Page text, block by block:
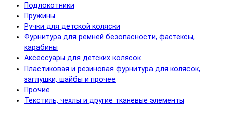
Подлокотники
Пружины
Ручки для детской коляски
Фурнитура для ремней безопасности, фастексы,
карабины
Аксессуары для детских колясок
Пластиковая и резиновая фурнитура для колясок,
заглушки, шайбы и прочее
Прочие
Текстиль, чехлы и другие тканевые элементы